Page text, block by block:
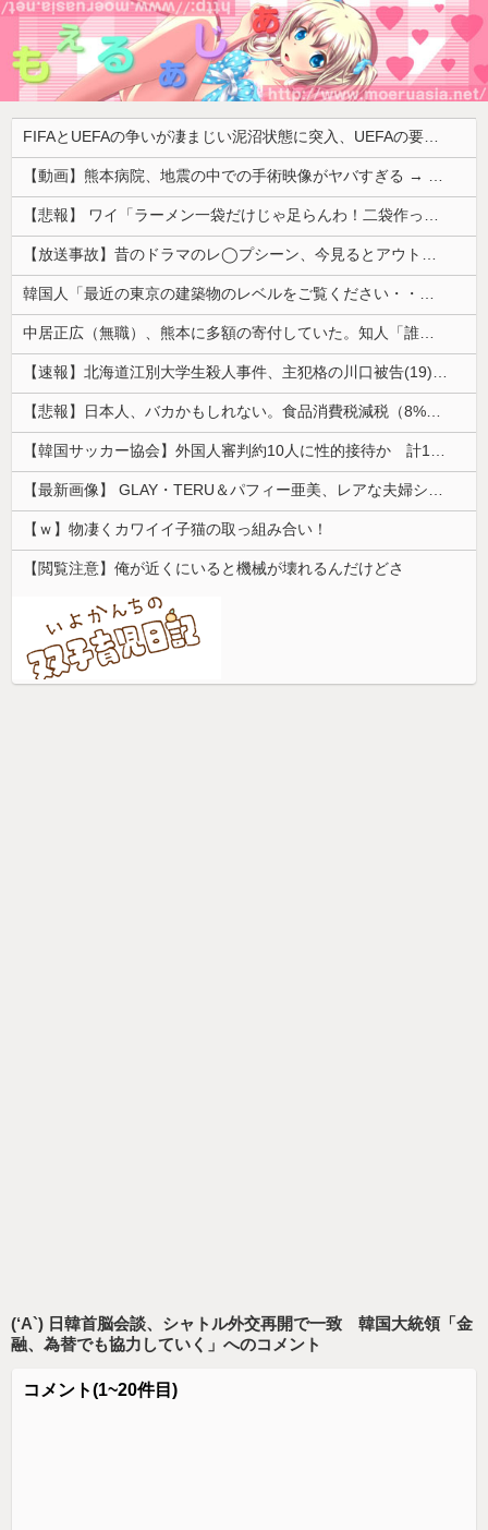
FIFAとUEFAの争いが凄まじい泥沼状態に突入、UEFAの要求を呑んだFIFAだったがUEFA側は強硬姿勢を崩さず……
【動画】熊本病院、地震の中での手術映像がヤバすぎる → 医療機器が飛び交う激震の中で患者を全身で庇う医師らの咄嗟の行動に世界中から絶賛の嵐
【悲報】 ワイ「ラーメン一袋だけじゃ足らんわ！二袋作ったろ！」→結果ｗｗｗ
【放送事故】昔のドラマのレ◯プシーン、今見るとアウトすぎる・・・
韓国人「最近の東京の建築物のレベルをご覧ください・・・」
中居正広（無職）、熊本に多額の寄付していた。知人「誰にも知られなくてもいい、と公表してない」
【速報】北海道江別大学生殺人事件、主犯格の川口被告(19)に無期懲役の判決
【悲報】日本人、バカかもしれない。食品消費税減税（8%→1%）に93.2%の国民が賛成してしまう
【韓国サッカー協会】外国人審判約10人に性的接待か 計1496回、約2億ウォン（約2200万円）
【最新画像】 GLAY・TERU＆パフィー亜美、レアな夫婦ショットを公開してしまう！
【ｗ】物凄くカワイイ子猫の取っ組み合い！
【閲覧注意】俺が近くにいると機械が壊れるんだけどさ
(‘A`) 日韓首脳会談、シャトル外交再開で一致 韓国大統領「金
融、為替でも協力していく」 へのコメント
コメント(1~20件目)